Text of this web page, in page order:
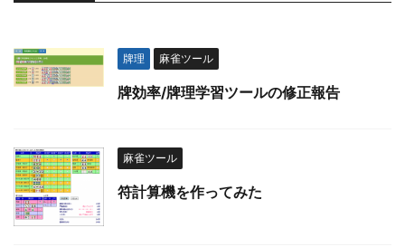
牌理 麻雀ツール
牌効率/牌理学習ツールの修正報告
麻雀ツール
符計算機を作ってみた